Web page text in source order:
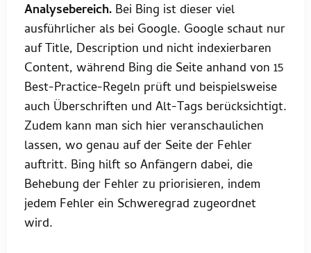
Analysebereich. Bei Bing ist dieser viel
ausführlicher als bei Google. Google schaut nur
auf Title, Description und nicht indexierbaren
Content, während Bing die Seite anhand von 15
Best-Practice-Regeln prüft und beispielsweise
auch Überschriften und Alt-Tags berücksichtigt.
Zudem kann man sich hier veranschaulichen
lassen, wo genau auf der Seite der Fehler
auftritt. Bing hilft so Anfängern dabei, die
Behebung der Fehler zu priorisieren, indem
jedem Fehler ein Schweregrad zugeordnet
wird.